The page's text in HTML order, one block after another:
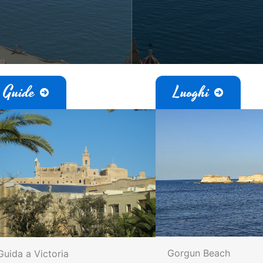
Guide
a Victoria
Luoghi
Gorgun Beach